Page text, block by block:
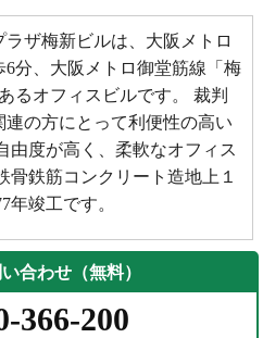
ザ梅新ビルは、大阪メトロ
分、大阪メトロ御堂筋線「梅
るオフィスビルです。 裁判
の方にとって利便性の高い
由度が高く、柔軟なオフィス
鉄筋コンクリート造地上１
年竣工です。
合わせ（無料）
366-200